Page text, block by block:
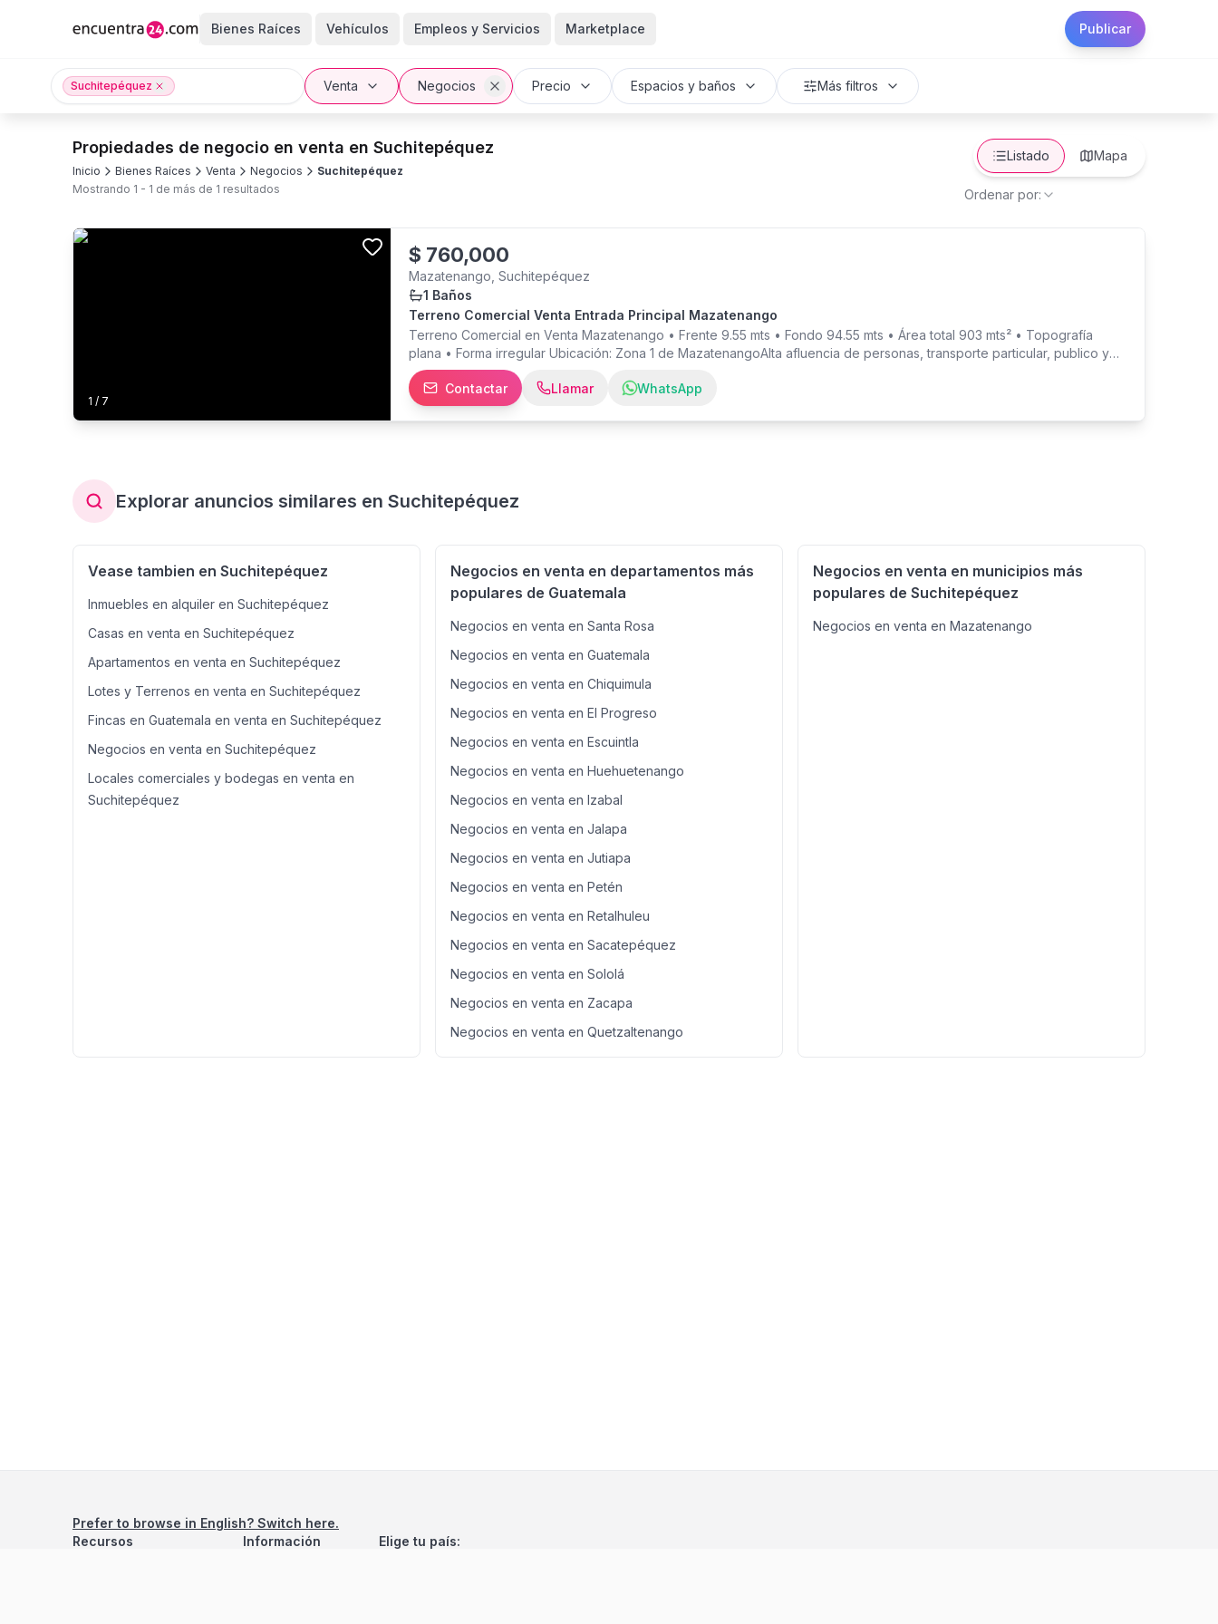
Bienes Raíces Vehículos Empleos y Servicios Marketplace Publicar
Suchitepéquez Venta Negocios Precio Espacios y baños Más filtros
Propiedades de negocio en venta en Suchitepéquez
Inicio Bienes Raíces Venta Negocios
Suchitepéquez
Mostrando 1 - 1 de más de 1 resultados
Listado Mapa
Ordenar por:
1 / 7
$ 760,000
Mazatenango, Suchitepéquez
1 Baños
Terreno Comercial Venta Entrada Principal Mazatenango
Terreno Comercial en Venta Mazatenango • Frente 9.55 mts • Fondo 94.55 mts • Área total 903 mts² • Topografía
plana • Forma irregular Ubicación: Zona 1 de MazatenangoAlta afluencia de personas, transporte particular, publico y
comercial. Ideal para Restaurante, Hostal, Hotel, Oficinas, entre otros. Coordinar visitas con el contacto del anuncio. ---
Clave Interna: PVT.006.09.25 ---
Contactar Llamar WhatsApp
Explorar anuncios similares en Suchitepéquez
Vease tambien en Suchitepéquez
Inmuebles en alquiler en Suchitepéquez
Casas en venta en Suchitepéquez
Apartamentos en venta en Suchitepéquez
Lotes y Terrenos en venta en Suchitepéquez
Fincas en Guatemala en venta en Suchitepéquez
Negocios en venta en Suchitepéquez
Locales comerciales y bodegas en venta en
Suchitepéquez
Negocios en venta en departamentos más
populares de Guatemala
Negocios en venta en Santa Rosa
Negocios en venta en Guatemala
Negocios en venta en Chiquimula
Negocios en venta en El Progreso
Negocios en venta en Escuintla
Negocios en venta en Huehuetenango
Negocios en venta en Izabal
Negocios en venta en Jalapa
Negocios en venta en Jutiapa
Negocios en venta en Petén
Negocios en venta en Retalhuleu
Negocios en venta en Sacatepéquez
Negocios en venta en Sololá
Negocios en venta en Zacapa
Negocios en venta en Quetzaltenango
Negocios en venta en municipios más
populares de Suchitepéquez
Negocios en venta en Mazatenango
Prefer to browse in English? Switch here.
Recursos
Información Elige tu país: